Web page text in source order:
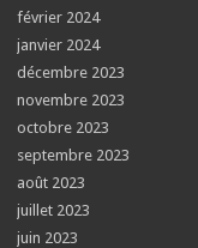
février 2024
janvier 2024
décembre 2023
novembre 2023
octobre 2023
septembre 2023
août 2023
juillet 2023
juin 2023